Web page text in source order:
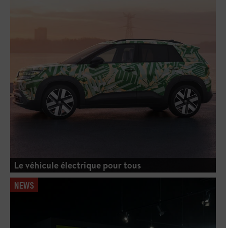
Le véhicule électrique pour tous
NEWS